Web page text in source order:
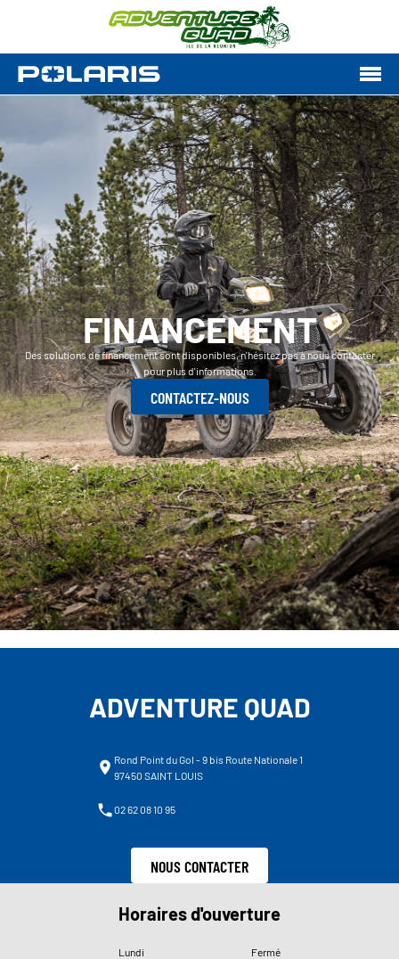
FINANCEMENT
Des solutions de financement sont disponibles, n'hésitez pas à nous contacter
pour plus d'informations.
ADVENTURE QUAD
Rond Point du Gol - 9 bis Route Nationale 1
97450 SAINT LOUIS
02 62 08 10 95
NOUS CONTACTER
Horaires d'ouverture
Lundi
Fermé